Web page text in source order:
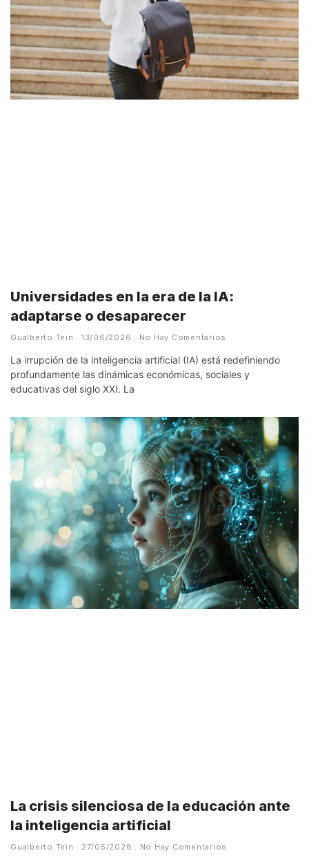
Universidades en la era de la IA:
adaptarse o desaparecer
Gualberto Tein 13/06/2026 No Hay Comentarios
La irrupción de la inteligencia artificial (IA) está redefiniendo
profundamente las dinámicas económicas, sociales y
educativas del siglo XXI. La
La crisis silenciosa de la educación ante
la inteligencia artificial
Gualberto Tein 27/05/2026 No Hay Comentarios